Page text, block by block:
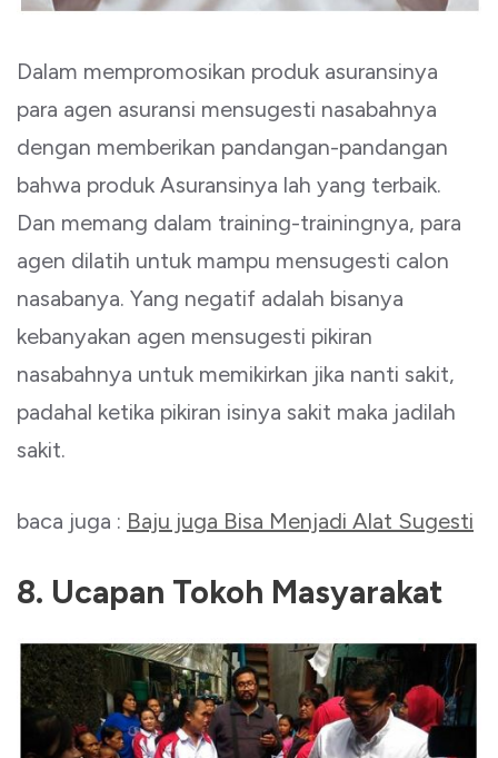
Dalam mempromosikan produk asuransinya
para agen asuransi mensugesti nasabahnya
dengan memberikan pandangan-pandangan
bahwa produk Asuransinya lah yang terbaik.
Dan memang dalam training-trainingnya, para
agen dilatih untuk mampu mensugesti calon
nasabanya. Yang negatif adalah bisanya
kebanyakan agen mensugesti pikiran
nasabahnya untuk memikirkan jika nanti sakit,
padahal ketika pikiran isinya sakit maka jadilah
sakit.
baca juga : Baju juga Bisa Menjadi Alat Sugesti
8. Ucapan Tokoh Masyarakat